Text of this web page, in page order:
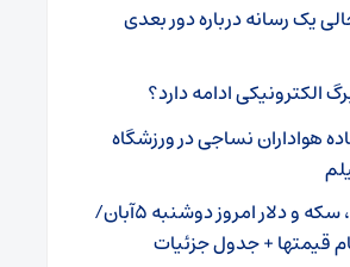
یک رسانه درباره دور بعدی
الکترونیکی ادامه دارد؟
هواداران نساجی در ورزشگاه
قیمت طلا، سکه و دلار امروز دوشنبه ۵آبان/
قیمتها + جدول جزئیات